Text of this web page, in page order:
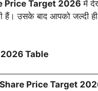
Price Target 2026 में
हैं। उसके बाद आपको जल्दी ही
Table
Price Target